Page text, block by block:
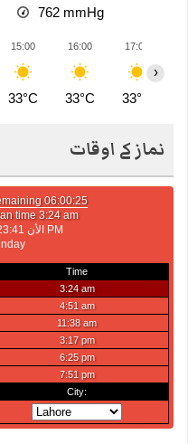
762 mmHg
15:00
33°C
16:00
33°C
17:00
33°C
›
نماز کے اوقات